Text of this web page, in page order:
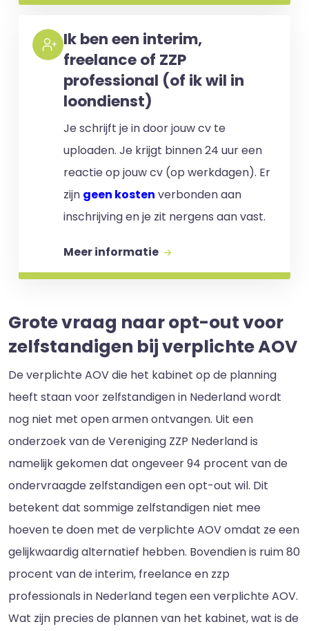
Ik ben een interim,
freelance of ZZP
professional (of ik wil in
loondienst)
Je schrijft je in door jouw cv te
uploaden. Je krijgt binnen 24 uur een
reactie op jouw cv (op werkdagen). Er
zijn geen kosten verbonden aan
inschrijving en je zit nergens aan vast.
Meer informatie
Grote vraag naar opt-out voor
zelfstandigen bij verplichte AOV
De verplichte AOV die het kabinet op de planning
heeft staan voor zelfstandigen in Nederland wordt
nog niet met open armen ontvangen. Uit een
onderzoek van de Vereniging ZZP Nederland is
namelijk gekomen dat ongeveer 94 procent van de
ondervraagde zelfstandigen een opt-out wil. Dit
betekent dat sommige zelfstandigen niet mee
hoeven te doen met de verplichte AOV omdat ze een
gelijkwaardig alternatief hebben. Bovendien is ruim 80
procent van de interim, freelance en zzp
professionals in Nederland tegen een verplichte AOV.
Wat zijn precies de plannen van het kabinet, wat is de